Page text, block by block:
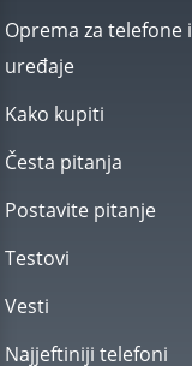
Oprema za telefone i
uređaje
Kako kupiti
Česta pitanja
Postavite pitanje
Testovi
Vesti
Najjeftiniji telefoni